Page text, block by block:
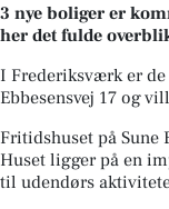
3 nye boliger er
her det fulde
I Frederiksværk er
Ebbesensvej 17 og
Fritidshuset på Sune
Huset ligger på en
til udendørs